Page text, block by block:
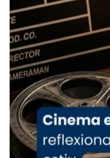
de Barcelona.
1 week ago
Aquest dilluns,
missa d’acció
comitè
del Sant Pare
col·laboradors,
L’arquebisbe de